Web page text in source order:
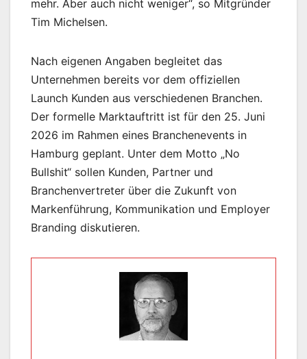
mehr. Aber auch nicht weniger“, so Mitgründer
Tim Michelsen.
Nach eigenen Angaben begleitet das
Unternehmen bereits vor dem offiziellen
Launch Kunden aus verschiedenen Branchen.
Der formelle Marktauftritt ist für den 25. Juni
2026 im Rahmen eines Branchenevents in
Hamburg geplant. Unter dem Motto „No
Bullshit“ sollen Kunden, Partner und
Branchenvertreter über die Zukunft von
Markenführung, Kommunikation und Employer
Branding diskutieren.